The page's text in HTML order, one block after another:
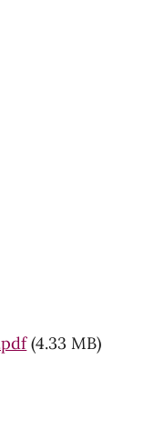
(4.33 MB)